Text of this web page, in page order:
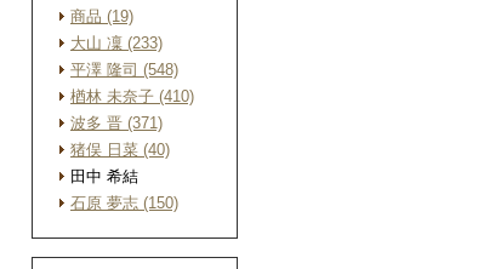
商品 (19)
大山 凜 (233)
平澤 隆司 (548)
楢林 未奈子 (410)
波多 晋 (371)
猪俣 日菜 (40)
田中 希結
石原 夢志 (150)